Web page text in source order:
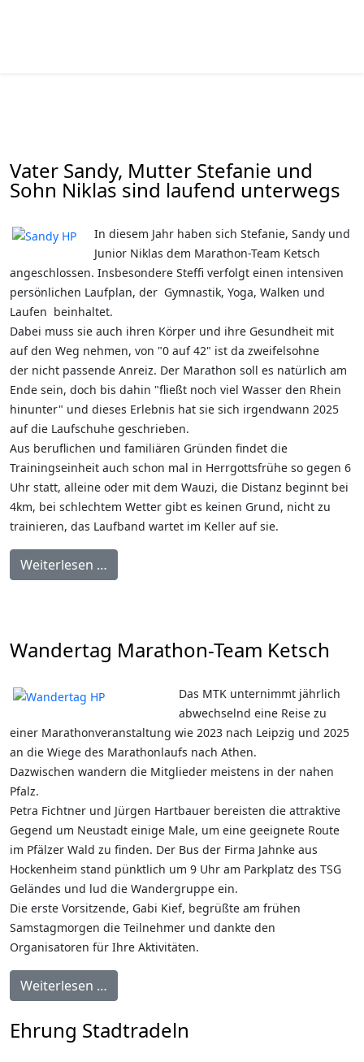
Vater Sandy, Mutter Stefanie und
Sohn Niklas sind laufend unterwegs
In diesem Jahr haben sich Stefanie, Sandy und
Junior Niklas dem Marathon-Team Ketsch
angeschlossen. Insbesondere Steffi verfolgt einen intensiven
persönlichen Laufplan, der Gymnastik, Yoga, Walken und
Laufen beinhaltet.
Dabei muss sie auch ihren Körper und ihre Gesundheit mit
auf den Weg nehmen, von "0 auf 42" ist da zweifelsohne
der nicht passende Anreiz. Der Marathon soll es natürlich am
Ende sein, doch bis dahin "fließt noch viel Wasser den Rhein
hinunter" und dieses Erlebnis hat sie sich irgendwann 2025
auf die Laufschuhe geschrieben.
Aus beruflichen und familiären Gründen findet die
Trainingseinheit auch schon mal in Herrgottsfrühe so gegen 6
Uhr statt, alleine oder mit dem Wauzi, die Distanz beginnt bei
4km, bei schlechtem Wetter gibt es keinen Grund, nicht zu
trainieren, das Laufband wartet im Keller auf sie.
Weiterlesen …
Wandertag Marathon-Team Ketsch
Das MTK unternimmt jährlich
abwechselnd eine Reise zu
einer Marathonveranstaltung wie 2023 nach Leipzig und 2025
an die Wiege des Marathonlaufs nach Athen.
Dazwischen wandern die Mitglieder meistens in der nahen
Pfalz.
Petra Fichtner und Jürgen Hartbauer bereisten die attraktive
Gegend um Neustadt einige Male, um eine geeignete Route
im Pfälzer Wald zu finden. Der Bus der Firma Jahnke aus
Hockenheim stand pünktlich um 9 Uhr am Parkplatz des TSG
Geländes und lud die Wandergruppe ein.
Die erste Vorsitzende, Gabi Kief, begrüßte am frühen
Samstagmorgen die Teilnehmer und dankte den
Organisatoren für Ihre Aktivitäten.
Weiterlesen …
Ehrung Stadtradeln